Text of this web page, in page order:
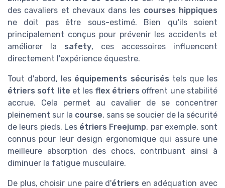
des cavaliers et chevaux dans les courses hippiques
ne doit pas être sous-estimé. Bien qu'ils soient
principalement conçus pour prévenir les accidents et
améliorer la safety, ces accessoires influencent
directement l'expérience équestre.
Tout d'abord, les équipements sécurisés tels que les
étriers soft lite et les flex étriers offrent une stabilité
accrue. Cela permet au cavalier de se concentrer
pleinement sur la course, sans se soucier de la sécurité
de leurs pieds. Les étriers Freejump, par exemple, sont
connus pour leur design ergonomique qui assure une
meilleure absorption des chocs, contribuant ainsi à
diminuer la fatigue musculaire.
De plus, choisir une paire d'étriers en adéquation avec